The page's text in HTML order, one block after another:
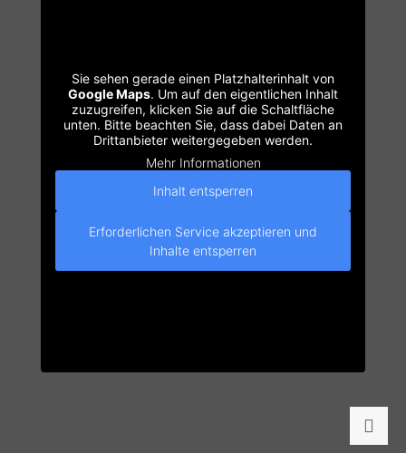
Sie sehen gerade einen Platzhalterinhalt von
Google Maps. Um auf den eigentlichen Inhalt
zuzugreifen, klicken Sie auf die Schaltfläche
unten. Bitte beachten Sie, dass dabei Daten an
Drittanbieter weitergegeben werden.
Mehr Informationen
Inhalt entsperren
Erforderlichen Service akzeptieren und
Inhalte entsperren